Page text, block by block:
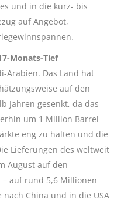
und in die kurz- bis
auf Angebot,
Monats-Tief
Arabien. Das Land hat
auf den
Jahren gesenkt, da das
um 1 Million Barrel
eng zu halten und die
Lieferungen des weltweit
August auf den
– auf rund 5,6 Millionen
China und in die USA